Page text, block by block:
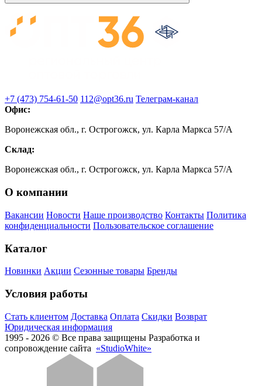
+7 (473) 754-61-50 112@opt36.ru Телеграм-канал
Офис:
Воронежская обл., г. Острогожск, ул. Карла Маркса 57/А
Склад:
Воронежская обл., г. Острогожск, ул. Карла Маркса 57/А
О компании
Вакансии Новости Наше производство Контакты Политика
конфиденциальности Пользовательское соглашение
Каталог
Новинки Акции Сезонные товары Бренды
Условия работы
Стать клиентом Доставка Оплата Скидки Возврат
Юридическая информация
1995 - 2026 © Все права защищены Разработка и
сопровождение сайта «StudioWhite»